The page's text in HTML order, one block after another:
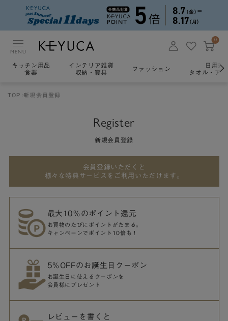
MENU
0
キッチン用品
食器
インテリア雑貨
収納・寝具
ファッション
日用雑
タオル・ア
TOP 新規会員登録
Register
新規会員登録
会員登録いただくと
様々な特典サービスをご利用いただけます。
最大10％のポイント還元
お買物のたびにポイントがたまる。
キャンペーンでポイント10倍も！
5％OFFのお誕生日クーポン
お誕生日に使えるクーポンを
会員様にプレゼント
レビューを書くと